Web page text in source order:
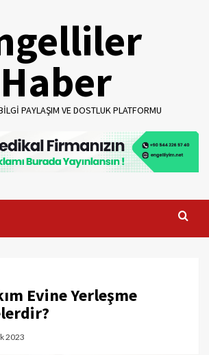
Haber
PAYLAŞIM VE DOSTLUK PLATFORMU
Evine Yerleşme
2023